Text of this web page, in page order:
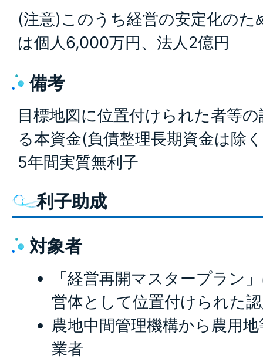
(注意)このうち経営の安定化のた
は個人6,000万円、法人2億円
備考
目標地図に位置付けられた者等
る本資金(負債整理長期資金は除
5年間実質無利子
利子助成
対象者
「経営再開マスタープラン
営体として位置付けられた
農地中間管理機構から農用
業者